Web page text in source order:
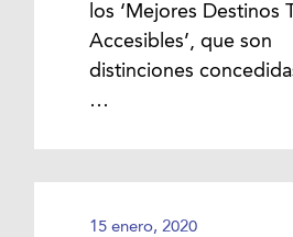
los ‘Mejores Destinos
Accesibles’, que son
distinciones
…
15 enero, 2020